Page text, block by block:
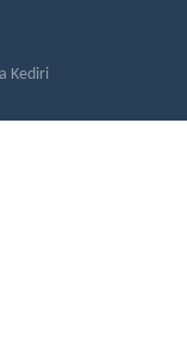
Kediri